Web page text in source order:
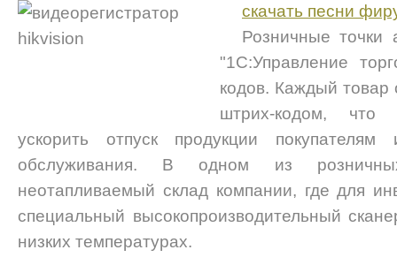
скачать песни
Розничные точки
"1С:Управление
кодов. Каждый товар
штрих-кодом, что
ускорить отпуск продукции
обслуживания. В одном из
неотапливаемый склад компании, где для
специальный высокопроизводительный
низких температурах.